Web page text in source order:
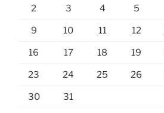
2 3 4 5
9 10 11 12
16 17 18 19
23 24 25 26
30 31